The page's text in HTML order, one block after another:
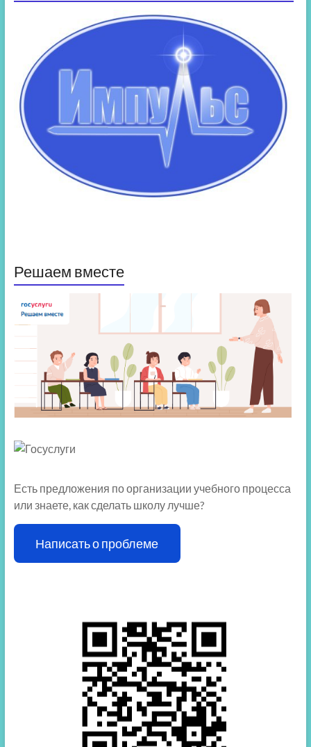
Решаем вместе
Есть предложения по организации учебного процесса
или знаете, как сделать школу лучше?
Написать о проблеме